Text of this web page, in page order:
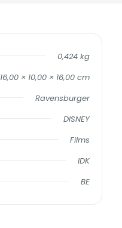
0,424 kg
16,00 × 10,00 × 16,00 cm
Ravensburger
DISNEY
Films
IDK
BE